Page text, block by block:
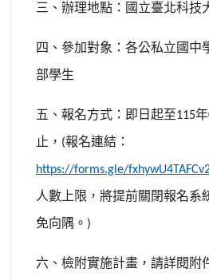
三、辦理地點：國立臺北科技
四、參加對象：各公私立國中
部學生
五、報名方式：即日起至115年
止， (報名連結：
https://forms.gle/
人數上限，將提前關閉報名系
免向隅。 )
六、檢附實施計畫，請詳閱附